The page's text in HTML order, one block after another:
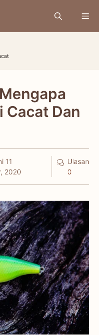
Cacat Dan
11
2020
Ulasan
0